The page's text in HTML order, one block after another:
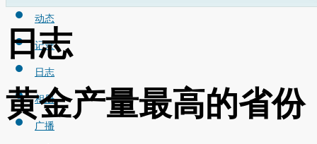
动态
记录
日志
相册
广播
日志
黄金产量最高的省份